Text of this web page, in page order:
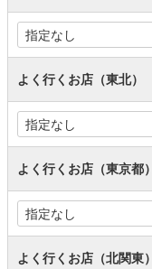
よく行くお店（東北）
よく行くお店（東京都）
よく行くお店（北関東）